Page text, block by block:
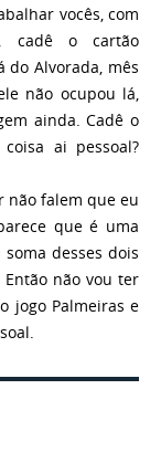
vocês, com
cadê o cartão
do Alvorada, mês
não ocupou lá,
ainda. Cadê o
ai pessoal?
não falem que eu
que é uma
desses dois
não vou ter
jogo Palmeiras e